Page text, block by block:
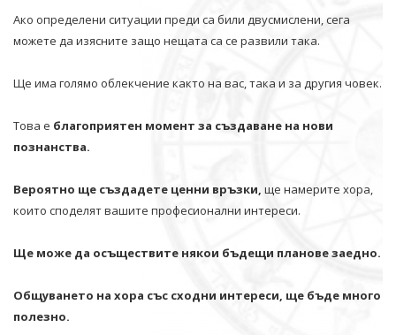
Ако определени ситуации преди са били двусмислени, сега
можете да изясните защо нещата са се развили така.
Ще има голямо облекчение както на вас, така и за другия човек.
Това е благоприятен момент за създаване на нови
познанства.
Вероятно ще създадете ценни връзки, ще намерите хора,
които споделят вашите професионални интереси.
Ще може да осъществите някои бъдещи планове заедно.
Общуването на хора със сходни интереси, ще бъде много
полезно.